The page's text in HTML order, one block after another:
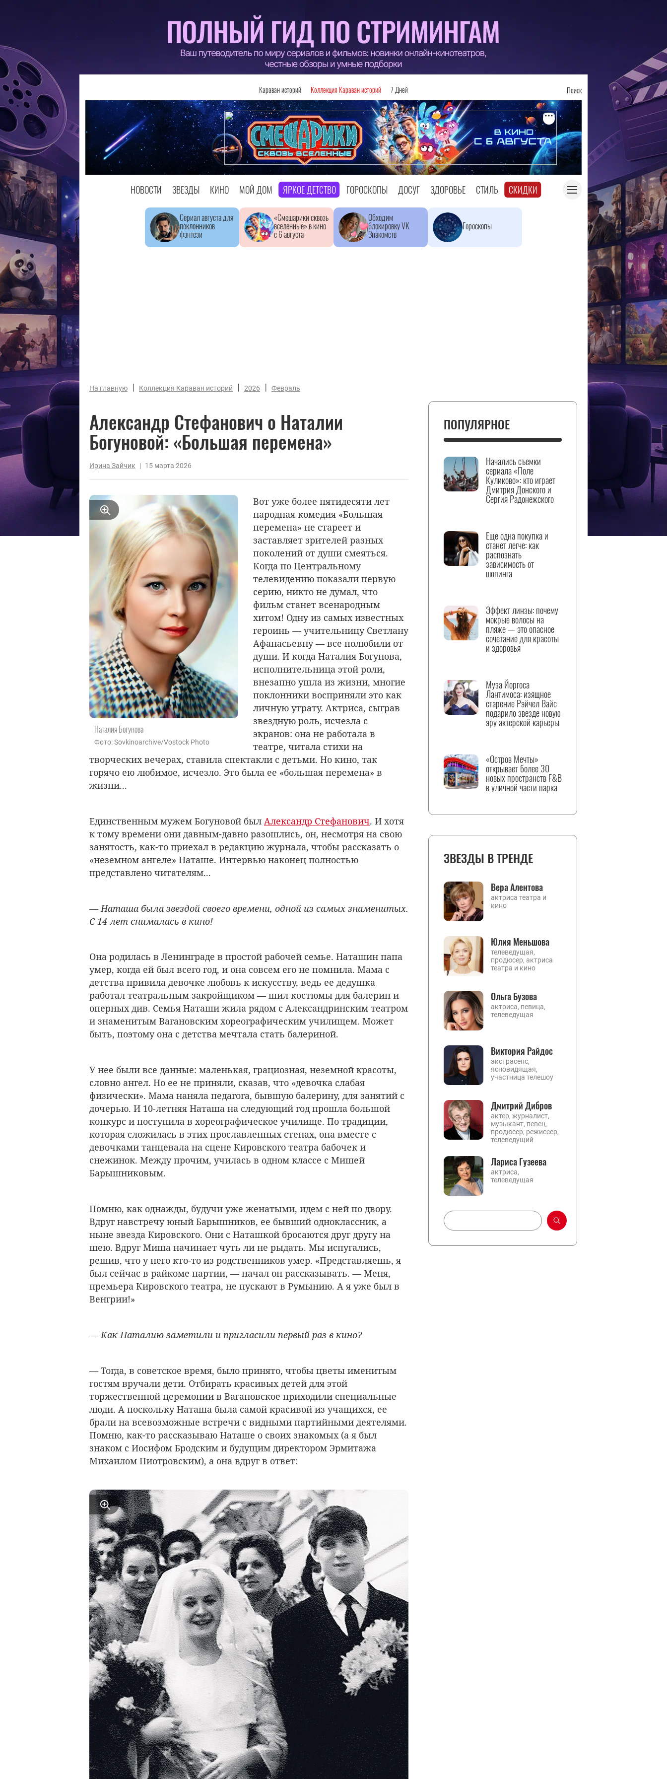
Караван историй Коллекция Караван историй 7 Дней Поиск
НОВОСТИ ЗВЕЗДЫ КИНО МОЙ ДОМ ЯРКОЕ ДЕТСТВО ГОРОСКОПЫ ДОСУГ ЗДОРОВЬЕ СТИЛЬ СКИДКИ
Сериал августа для
поклонников
фэнтези
«Смешарики сквозь
вселенные» в кино
с 6 августа
Обходим
блокировку VK
Знакомств
Гороскопы
На главную | Коллекция Караван историй | 2026 | Февраль
Александр Стефанович о Наталии
Богуновой: «Большая перемена»
Ирина Зайчик | 15 марта 2026
Наталия Богунова
Фото: Sovkinoarchive/Vostock Photo
Вот уже более пятидесяти лет
народная комедия «Большая
перемена» не стареет и
заставляет зрителей разных
поколений от души смеяться.
Когда по Центральному
телевидению показали первую
серию, никто не думал, что
фильм станет всенародным
хитом! Одну из самых известных
героинь — учительницу Светлану
Афанасьевну — все полюбили от
души. И когда Наталия Богунова,
исполнительница этой роли,
внезапно ушла из жизни, многие
поклонники восприняли это как
личную утрату. Актриса, сыграв
звездную роль, исчезла с
экранов: она не работала в
театре, читала стихи на
творческих вечерах, ставила спектакли с детьми. Но кино, так
горячо ею любимое, исчезло. Это была ее «большая перемена» в
жизни...
Единственным мужем Богуновой был Александр Стефанович. И хотя
к тому времени они давным-давно разошлись, он, несмотря на свою
занятость, как-то приехал в редакцию журнала, чтобы рассказать о
«неземном ангеле» Наташе. Интервью наконец полностью
представлено читателям...
— Наташа была звездой своего времени, одной из самых знаменитых.
С 14 лет снималась в кино!
Она родилась в Ленинграде в простой рабочей семье. Наташин папа
умер, когда ей был всего год, и она совсем его не помнила. Мама с
детства привила девочке любовь к искусству, ведь ее дедушка
работал театральным закройщиком — шил костюмы для балерин и
оперных див. Семья Наташи жила рядом с Александринским театром
и знаменитым Вагановским хореографическим училищем. Может
быть, поэтому она с детства мечтала стать балериной.
У нее были все данные: маленькая, грациозная, неземной красоты,
словно ангел. Но ее не приняли, сказав, что «девочка слабая
физически». Мама наняла педагога, бывшую балерину, для занятий с
дочерью. И 10-летняя Наташа на следующий год прошла большой
конкурс и поступила в хореографическое училище. По традиции,
которая сложилась в этих прославленных стенах, она вместе с
девочками танцевала на сцене Кировского театра бабочек и
снежинок. Между прочим, училась в одном классе с Мишей
Барышниковым.
Помню, как однажды, будучи уже женатыми, идем с ней по двору.
Вдруг навстречу юный Барышников, ее бывший одноклассник, а
ныне звезда Кировского. Они с Наташкой бросаются друг другу на
шею. Вдруг Миша начинает чуть ли не рыдать. Мы испугались,
решив, что у него кто-то из родственников умер. «Представляешь, я
был сейчас в райкоме партии, — начал он рассказывать. — Меня,
премьера Кировского театра, не пускают в Румынию. А я уже был в
Венгрии!»
— Как Наталию заметили и пригласили первый раз в кино?
— Тогда, в советское время, было принято, чтобы цветы именитым
гостям вручали дети. Отбирать красивых детей для этой
торжественной церемонии в Вагановское приходили специальные
люди. А поскольку Наташа была самой красивой из учащихся, ее
брали на всевозможные встречи с видными партийными деятелями.
Помню, как-то рассказываю Наташе о своих знакомых (а я был
знаком с Иосифом Бродским и будущим директором Эрмитажа
Михаилом Пиотровским), а она вдруг в ответ:
ПОПУЛЯРНОЕ
Начались съемки
сериала «Поле
Куликово»: кто играет
Дмитрия Донского и
Сергия Радонежского
Еще одна покупка и
станет легче: как
распознать
зависимость от
шопинга
Эффект линзы: почему
мокрые волосы на
пляже — это опасное
сочетание для красоты
и здоровья
Муза Йоргоса
Лантимоса: изящное
старение Рэйчел Вайс
подарило звезде новую
эру актерской карьеры
«Остров Мечты»
открывает более 30
новых пространств F&B
в уличной части парка
ЗВЕЗДЫ В ТРЕНДЕ
Вера Алентова
актриса театра и
кино
Юлия Меньшова
телеведущая,
продюсер, актриса
театра и кино
Ольга Бузова
актриса, певица,
телеведущая
Виктория Райдос
экстрасенс,
ясновидящая,
участница телешоу
Дмитрий Дибров
актер, журналист,
музыкант, певец,
продюсер, режиссер,
телеведущий
Лариса Гузеева
актриса,
телеведущая